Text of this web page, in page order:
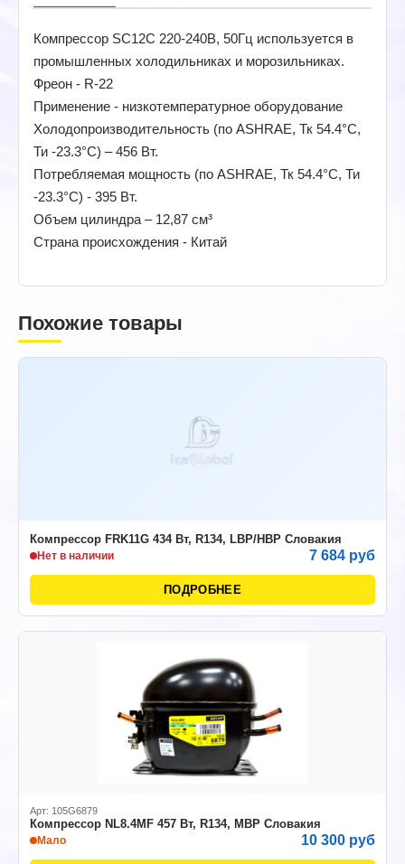
Компрессор SC12C 220-240В, 50Гц используется в
промышленных холодильниках и морозильниках.
Фреон - R-22
Применение - низкотемпературное оборудование
Холодопроизводительность (по ASHRAE, Тк 54.4°C,
Ти -23.3°C) – 456 Вт.
Потребляемая мощность (по ASHRAE, Тк 54.4°C, Ти
-23.3°C) - 395 Вт.
Объем цилиндра – 12,87 см³
Страна происхождения - Китай
Похожие товары
Компрессор FRK11G 434 Вт, R134, LBP/HBP Словакия
Нет в наличии 7 684 руб
ПОДРОБНЕЕ
Арт: 105G6879
Компрессор NL8.4MF 457 Вт, R134, MBP Словакия
Мало 10 300 руб